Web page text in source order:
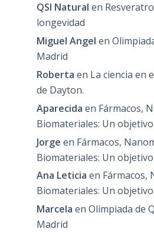
QSI Natural en
longevidad
Miguel Angel en
Madrid
Roberta en La ciencia en
de Dayton.
Aparecida en Fármacos,
Biomateriales: Un
Jorge en Fármacos,
Biomateriales: Un
Ana Leticia en Fármacos,
Biomateriales: Un
Marcela en Olimpiada de
Madrid